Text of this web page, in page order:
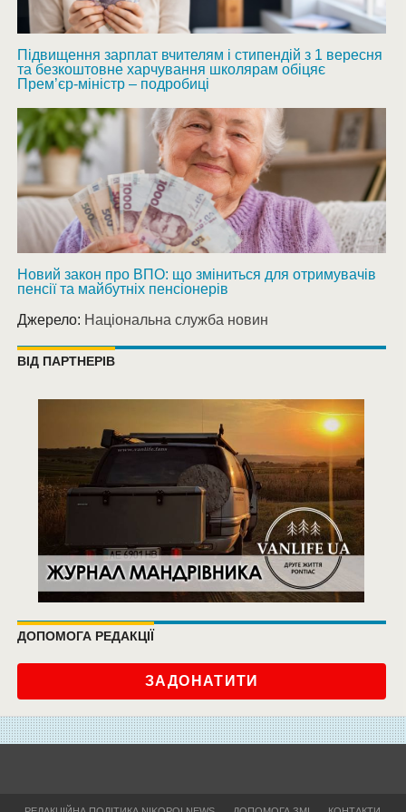
Підвищення зарплат вчителям і стипендій з 1 вересня
та безкоштовне харчування школярам обіцяє
Прем’єр-міністр – подробиці
Новий закон про ВПО: що зміниться для отримувачів
пенсії та майбутніх пенсіонерів
Джерело: Національна служба новин
ВІД ПАРТНЕРІВ
ДОПОМОГА РЕДАКЦІЇ
ЗАДОНАТИТИ